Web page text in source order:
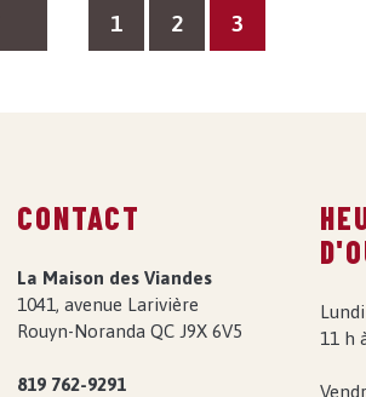
1 2 3
CONTACT
La Maison des Viandes
1041, avenue Larivière
Rouyn-Noranda QC J9X 6V5
819 762-9291
11 h